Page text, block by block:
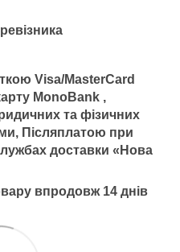
пошта
Visa/MasterCard
MonoBank ,
та фізичних
Післяплатою при
доставки «Нова
впродовж 14 днів